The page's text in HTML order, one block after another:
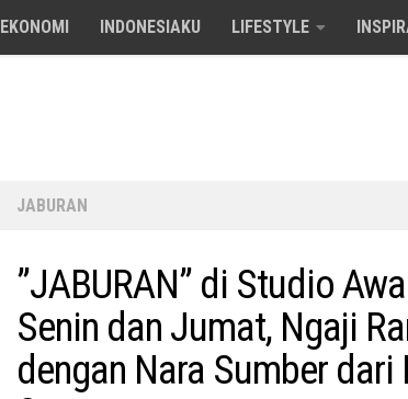
EKONOMI INDONESIAKU LIFESTYLE
JABURAN
”JABURAN” di Studio
Senin dan Jumat, Ngaji
dengan Nara Sumber dari